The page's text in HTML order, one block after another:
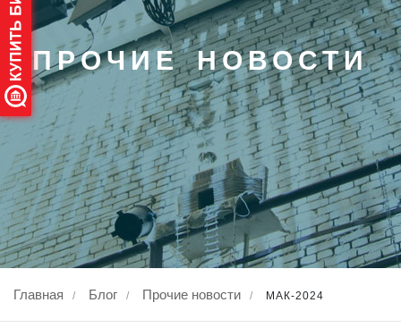
ПРОЧИЕ НОВОСТИ
Главная / Блог / Прочие новости / МАК-2024